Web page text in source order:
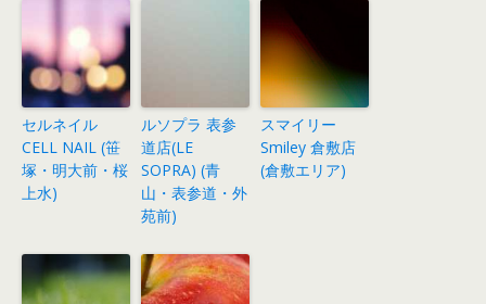
セルネイル
CELL NAIL (笹
塚・明大前・桜
上水)
ルソプラ 表参
道店(LE
SOPRA) (青
山・表参道・外
苑前)
スマイリー
Smiley 倉敷店
(倉敷エリア)